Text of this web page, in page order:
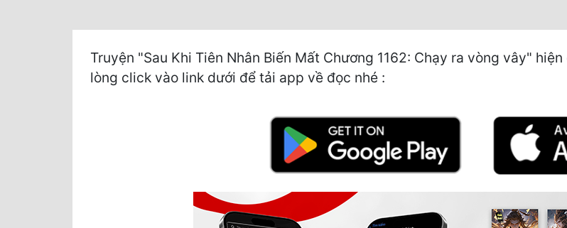
Truyện "Sau Khi Tiên Nhân Biến Mất Chương 1162: Chạy ra vòng vây"
lòng click vào link dưới để tải app về đọc nhé :